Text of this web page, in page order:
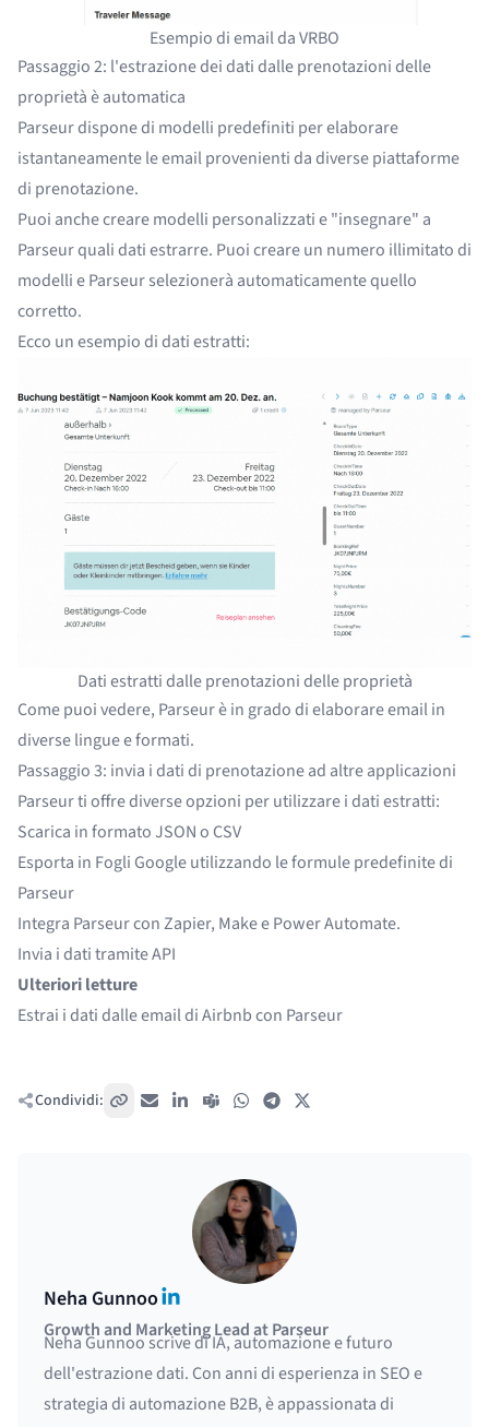
Esempio di email da VRBO
Passaggio 2: l'estrazione dei dati dalle prenotazioni delle
proprietà è automatica
Parseur dispone di modelli predefiniti per elaborare
istantaneamente le email provenienti da diverse piattaforme
di prenotazione.
Puoi anche creare modelli personalizzati e "insegnare" a
Parseur quali dati estrarre. Puoi creare un numero illimitato di
modelli e Parseur selezionerà automaticamente quello
corretto.
Ecco un esempio di dati estratti:
Dati estratti dalle prenotazioni delle proprietà
Come puoi vedere, Parseur è in grado di elaborare email in
diverse lingue e formati.
Passaggio 3: invia i dati di prenotazione ad altre applicazioni
Parseur ti offre diverse opzioni per utilizzare i dati estratti:
Scarica in formato JSON o CSV
Esporta in Fogli Googleutilizzando le formule predefinite di
Parseur
Integra Parseur conZapier, MakeePower Automate.
Invia i dati tramite API
Ulteriori letture
Estrai i dati dalle email di Airbnb con Parseur
Condividi: Copia link
Email LinkedIn
Teams WhatsAppTelegram
Neha GunnooLinkedIn
Growth and Marketing Lead at Parseur
Neha Gunnoo scrive di IA, automazione e futuro
dell'estrazione dati. Con anni di esperienza in SEO e
strategia di automazione B2B, è appassionata di